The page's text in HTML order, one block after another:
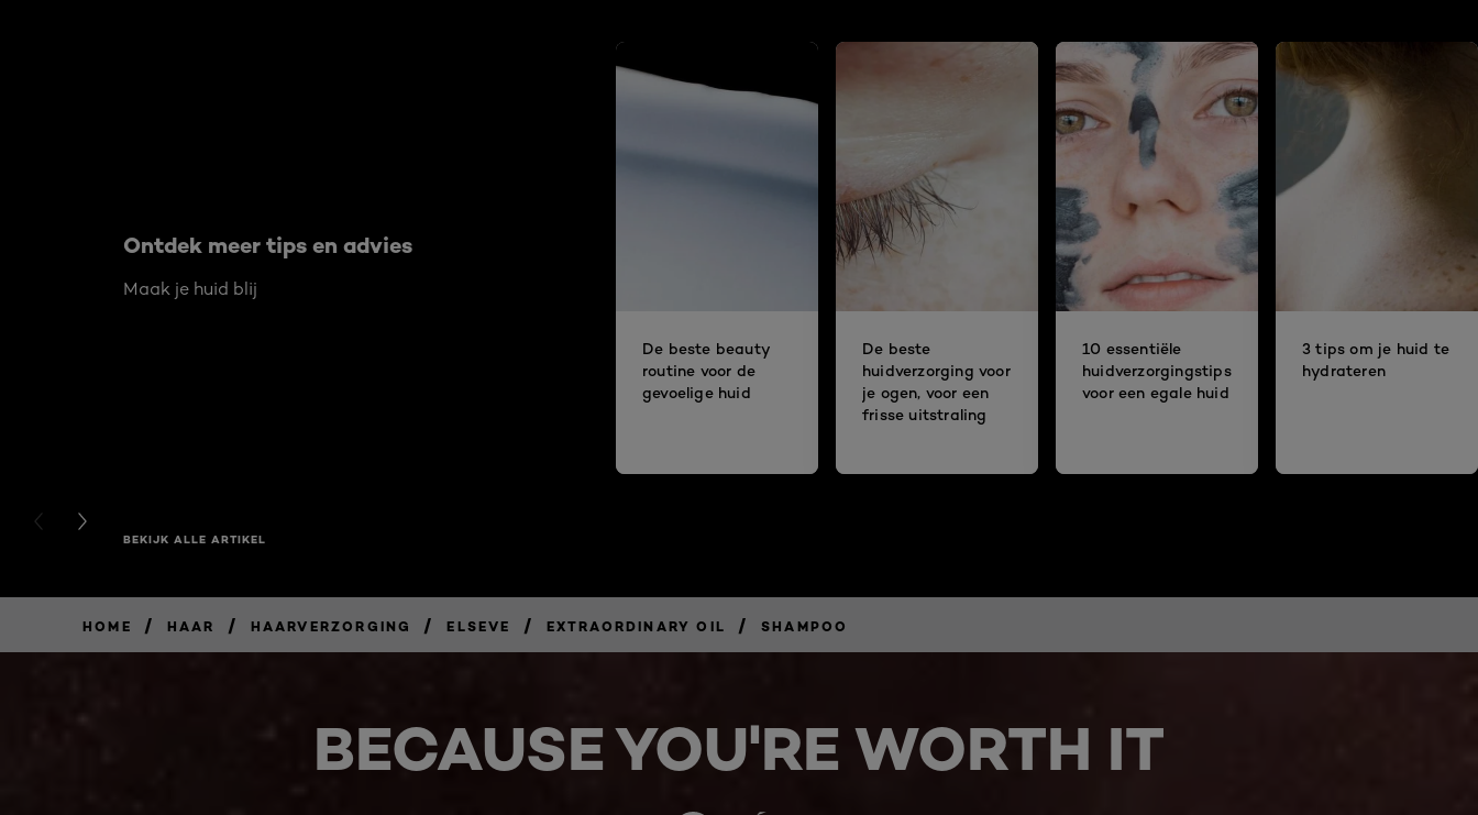
Ontdek meer tips en advies
Maak je huid blij
De beste beauty
routine voor de
gevoelige huid
De beste
huidverzorging voor
je ogen, voor een
frisse uitstraling
10 essentiële
huidverzorgingstips
voor een egale huid
3 tips om je huid te
hydrateren
PREVIOUS CARD
NEXT CARD
BEKIJK ALLE ARTIKEL
HOME / HAAR / HAARVERZORGING / ELSEVE / EXTRAORDINARY OIL / SHAMPOO
BECAUSE YOU'RE WORTH IT